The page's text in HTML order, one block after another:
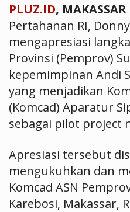
PLUZ.ID, MAKASSAR
Pertahanan RI,
mengapresiasi
Provinsi (Pemprov)
kepemimpinan Andi
yang menjadikan
(Komcad) Aparatur
sebagai pilot project
Apresiasi tersebut
mengukuhkan dan
Komcad ASN
Karebosi, Makassar,